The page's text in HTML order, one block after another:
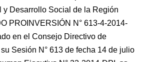
y Desarrollo Social de la Región
PROINVERSIÓN N° 613-4-2014-
en el Consejo Directivo de
Sesión N° 613 de fecha 14 de julio